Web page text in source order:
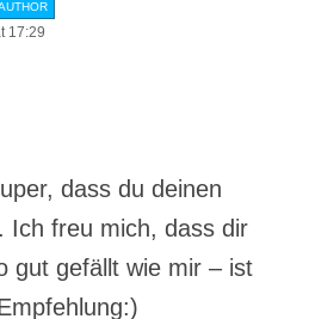
17:29
dass du deinen
Ich freu mich, dass dir
gut gefällt wie mir – ist